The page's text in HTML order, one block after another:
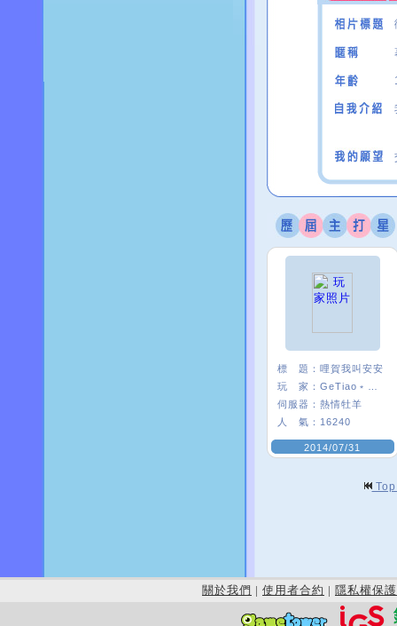
標 題： 哩賀我叫安安
玩 家：
伺服器： 熱情牡羊
人 氣： 16240
2014/07/31
關於我們 | 使用者合約 | 隱私權保護